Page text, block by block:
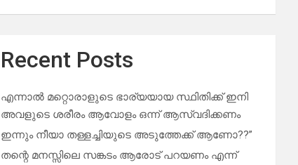
Recent Posts
എന്നാൽ മറ്റൊരാളുടെ ഭാര്യയായ സ്ഥിതിക്ക് ഇനി
അവളുടെ ശരീരം ആവോളം ഒന്ന് ആസ്വദിക്കണം
ഇന്നും നീയാ തള്ളച്ചിയുടെ അടുത്തേക്ക് ആണോ??”
തന്റെ മനസ്സിലെ സങ്കടം ആരോട് പറയണം എന്ന്